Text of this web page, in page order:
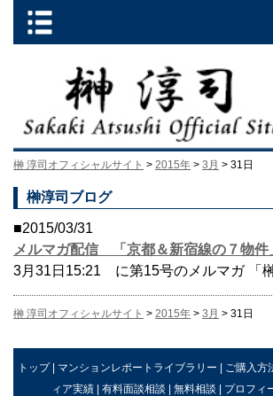
榊 淳司オフィシャルサイト > 2015年 > 3月 > 31日
榊淳司ブログ
■2015/03/31
メルマガ配信 「京都＆新宿線の７物件
3月31日15:21 に第15号のメルマガ 「
榊 淳司オフィシャルサイト > 2015年 > 3月 > 31日
トップ| マンションレポートライブラリー | ご購入方
ィア実績| 有料面談相談 | 無料相談 | プロフィ